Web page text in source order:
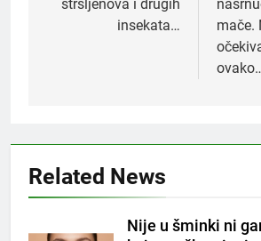
stršljenova i drugih
insekata…
mače.
Related News
Nije u šminki ni
Čaj od lovora i